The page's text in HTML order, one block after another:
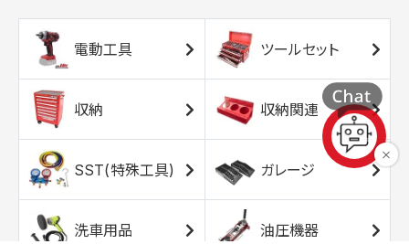
電動工具 ツールセット
収納 収納関連
SST(特殊工具) ガレージ
洗車用品 油圧機器